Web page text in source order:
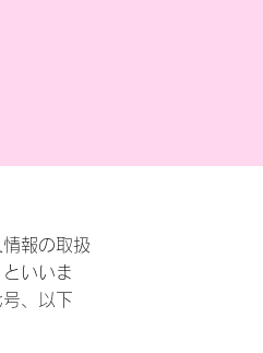
報の取扱
いいま
、以下